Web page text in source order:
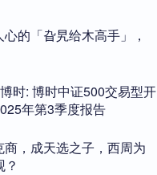
的「旮旯给木高手」，
时: 博时中证500交易型开
年第3季度报告
，成天选之子，西周为